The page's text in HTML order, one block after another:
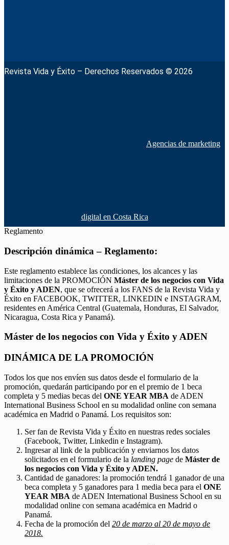
Revista Vida y Éxito – Derechos Reservados © 2026
Agencias de marketing
digital en Costa Rica
Reglamento
Descripción dinámica – Reglamento:
Este reglamento establece las condiciones, los alcances y las
limitaciones de la PROMOCIÓN Máster de los negocios con Vida
y Éxito y ADEN, que se ofrecerá a los FANS de la Revista Vida y
Éxito en FACEBOOK, TWITTER, LINKEDIN e INSTAGRAM,
residentes en América Central (Guatemala, Honduras, El Salvador,
Nicaragua, Costa Rica y Panamá).
Máster de los negocios con Vida y Éxito y ADEN
DINÁMICA DE LA PROMOCIÓN
Todos los que nos envíen sus datos desde el formulario de la
promoción, quedarán participando por en el premio de 1 beca
completa y 5 medias becas del ONE YEAR MBA de ADEN
International Business School en su modalidad online con semana
académica en Madrid o Panamá. Los requisitos son:
Ser fan de Revista Vida y Éxito en nuestras redes sociales
(Facebook, Twitter, Linkedin e Instagram).
Ingresar al link de la publicación y enviarnos los datos
solicitados en el formulario de la landing page de Máster de
los negocios con Vida y Éxito y ADEN.
Cantidad de ganadores: la promoción tendrá 1 ganador de una
beca completa y 5 ganadores para 1 media beca para el ONE
YEAR MBA de ADEN International Business School en su
modalidad online con semana académica en Madrid o
Panamá.
Fecha de la promoción del 20 de marzo al 20 de mayo de
2018.